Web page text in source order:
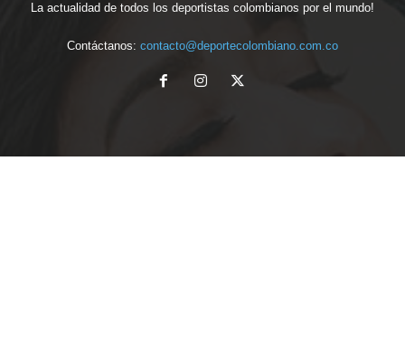
La actualidad de todos los deportistas colombianos por el mundo!
Contáctanos: contacto@deportecolombiano.com.co